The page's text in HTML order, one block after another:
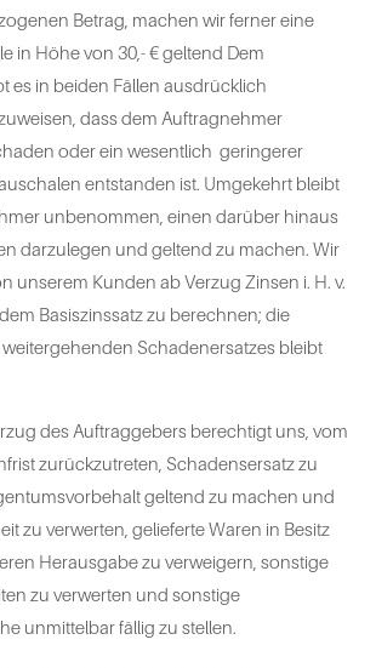
Betrag, machen wir ferner eine
in Höhe von 30,- € geltend Dem
es in beiden Fällen ausdrücklich
dass dem Auftragnehmer
oder ein wesentlich geringerer
entstanden ist. Umgekehrt bleibt
unbenommen, einen darüber hinaus
darzulegen und geltend zu machen. Wir
unserem Kunden ab Verzug Zinsen i. H. v.
Basiszinssatz zu berechnen; die
Schadenersatzes bleibt
des Auftraggebers berechtigt uns, vom
zurückzutreten, Schadensersatz zu
geltend zu machen und
zu verwerten, gelieferte Waren in Besitz
Herausgabe zu verweigern, sonstige
zu verwerten und sonstige
unmittelbar fällig zu stellen.